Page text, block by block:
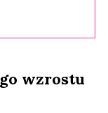
wzrostu